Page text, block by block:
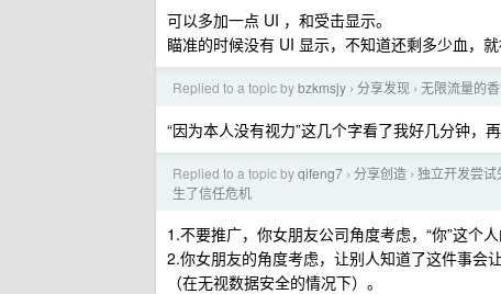
可以多加一点 UI ，和受击显示。
瞄准的时候没有 UI 显示，不知道还剩多少血，
Replied to a topic bybzkmsjy › 分享发现 › 无限流量的
“因为本人没有视力”这几个字看了我好几分钟，
Replied to a topic byqifeng7 › 分享创造 › 独立开发尝
生了信任危机
1.不要推广，你女朋友公司角度考虑，“你”这个
2.你女朋友的角度考虑，让别人知道了这件事会
（在无视数据安全的情况下）。